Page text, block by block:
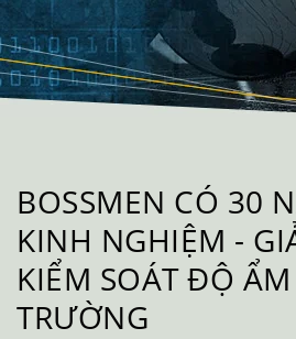
BOSSMEN CÓ 30
KINH NGHIỆM -
KIỂM SOÁT ĐỘ
TRƯỜNG